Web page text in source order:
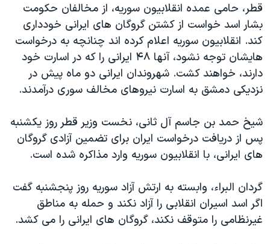
گالری عکس
آرشیو پخش زنده
اعتراضات زن، زندگی، آزادی
مجموعه مستندهای دادخواهی
تریبونال مردمی آبان ۹۸
دادگاه حمید نوری
چهل سال گروگان‌گیری
قانون شفافیت دارائی کادر رهبری ایران
اعتراضات مردمی آبان ۹۸
اسرائیل در جنگ
نرگس محمدی برنده جایزه نوبل صلح
همایش محافظه‌کاران آمریکا «سی‌پک»
صفحه‌های ویژه
قطر، حامی عمده انقلابیون سوریه، از مخالفان حکومت
بشار اسد خواست از کشتن گروگان های ایرانی خودداری
کند. انقلابیون سوریه اعلام کرده اند چنانچه به درخواست
هایشان توجه نشود، آنها ۴۸ ایرانی را که در اسارت خود
دارند، خواهند کشت. شهروندان ایرانی دو ماه پیش در
نزدیکی دمشق به اسارت نیروهای مخالف سوری درآمدند.
شیخ حمد بن جاسم آل ثانی، نخست وزیر قطر روز یکشنبه
پس از دریافت درخواست ایران برای تضمین آزادی گروگان
های ایرانی، با انقلابیون سوریه وارد مذاکره شده است.
گردان البراء، وابسته به ارتش آزاد سوریه روز پنجشنبه گفت
اگر اسد اسیران انقلابی را آزاد نکند و حمله به مناطق
غیرنظامی را متوقف نکند، گروگان های ایرانی را می کشد.